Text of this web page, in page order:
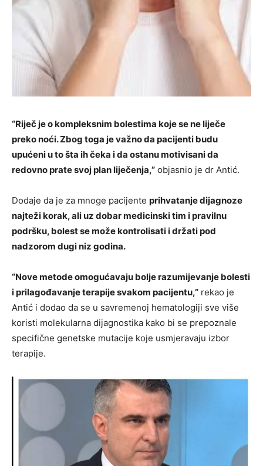
“Riječ je o kompleksnim bolestima koje se ne liječe
preko noći. Zbog toga je važno da pacijenti budu
upućeni u to šta ih čeka i da ostanu motivisani da
redovno prate svoj plan liječenja,” objasnio je dr Antić.
Dodaje da je za mnoge pacijente prihvatanje dijagnoze
najteži korak, ali uz dobar medicinski tim i pravilnu
podršku, bolest se može kontrolisati i držati pod
nadzorom dugi niz godina.
“Nove metode omogućavaju bolje razumijevanje bolesti
i prilagođavanje terapije svakom pacijentu,” rekao je
Antić i dodao da se u savremenoj hematologiji sve više
koristi molekularna dijagnostika kako bi se prepoznale
specifične genetske mutacije koje usmjeravaju izbor
terapije.